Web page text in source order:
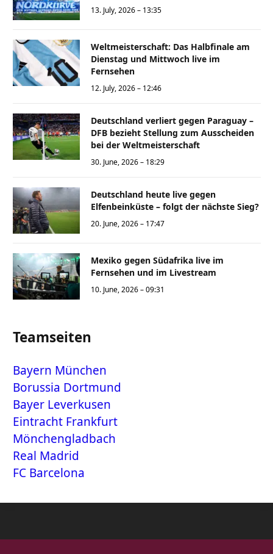
13. July, 2026 – 13:35
Weltmeisterschaft: Das Halbfinale am
Dienstag und Mittwoch live im
Fernsehen
12. July, 2026 – 12:46
Deutschland verliert gegen Paraguay –
DFB bezieht Stellung zum Ausscheiden
bei der Weltmeisterschaft
30. June, 2026 – 18:29
Deutschland heute live gegen
Elfenbeinküste – folgt der nächste Sieg?
20. June, 2026 – 17:47
Mexiko gegen Südafrika live im
Fernsehen und im Livestream
10. June, 2026 – 09:31
Teamseiten
Bayern München
Borussia Dortmund
Bayer Leverkusen
Eintracht Frankfurt
Mönchengladbach
Real Madrid
FC Barcelona